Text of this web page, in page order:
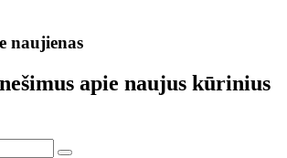
naujienas
apie naujus kūrinius